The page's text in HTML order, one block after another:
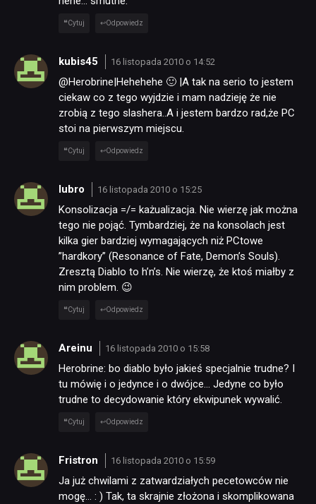
Cytuj Odpowiedz
kubis45 16 listopada 2010 o 14:52
@Herobrine|Hehehehe 🙂 |A tak na serio to jestem
ciekaw co z tego wyjdzie i mam nadzieję że nie
zrobią z tego slashera..A i jestem bardzo rad,że PC
stoi na pierwszym miejscu.
Cytuj Odpowiedz
lubro 16 listopada 2010 o 15:25
Konsolizacja =/= każualizacja. Nie wierzę jak można
tego nie pojąć. Tymbardziej, że na konsolach jest
kilka gier bardziej wymagających niż PCtowe
”hardkory” (Resonance of Fate, Demon’s Souls).
Zresztą Diablo to h’n’s. Nie wierzę, że ktoś miałby z
nim problem. 😉
Cytuj Odpowiedz
Areinu 16 listopada 2010 o 15:58
Herobrine: bo diablo było jakieś specjalnie trudne? I
tu mówię i o jedynce i o dwójce… Jedyne co było
trudne to decydowanie który ekwipunek wywalić.
Cytuj Odpowiedz
Fristron 16 listopada 2010 o 15:59
Ja już chwilami z zatwardziałych pecetowców nie
mogę… : ) Tak, ta skrajnie złożona i skomplikowana